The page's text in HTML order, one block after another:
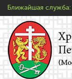
Ближайшая служба: